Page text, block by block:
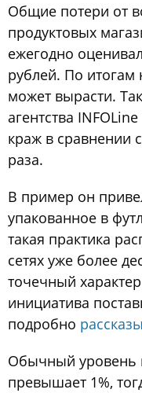
Общие потери от
продуктовых
ежегодно
рублей. По
может вырасти.
агентства
краж в сравнении
раза.
В пример он
упакованное в
такая практика
сетях уже более
точечный
инициатива
подробно
Обычный уровень
превышает 1%,